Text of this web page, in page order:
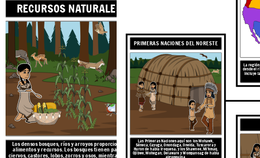
ROPA
Los densos bosques, ríos y arroyos
alimentos y recursos. Los bosques
ciervos, castores, lobos, zorros y osos,
la costa tiene conchas, ballenas y
las tres hermanas: maíz, frijoles y
NATIVOS DE LOS BOSQUES ORIENTALES
RECURSOS NATURALES
Viviendas
Los densos bosques, ríos y arroyos proporcionan
alimentos y recursos. Los bosques tienen pavos,
ciervos, castores, lobos, zorros y osos, mientras que
RECURSOS NATURALES
PRIMERAS NACIONES DEL NORESTE
Las Primeras Naciones aquí son losMohawk,
Séneca, Cayuga, Onondaga, Oneida, Tuscarora y
Huron de habla Iroquesa; y los Shawnee, Mi'kmaq,
Ojibwe, Mohegan, Delaware y Wompanoag de habla
La
desdeel
incluye